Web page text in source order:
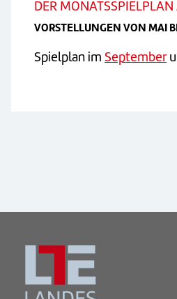
DER
VORSTELLUNGEN VON MAI
Spielplan im September